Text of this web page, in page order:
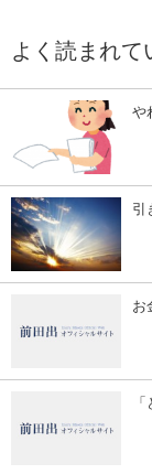
よく読まれて
や
引
お